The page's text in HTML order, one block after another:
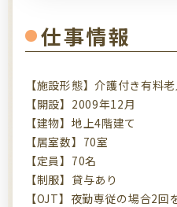
仕事情報
【施設形態】介護付き有料
【開設】2009年12月
【建物】地上4階建て
【居室数】70室
【定員】70名
【制服】貸与あり
【OJT】夜勤専従の場合2回